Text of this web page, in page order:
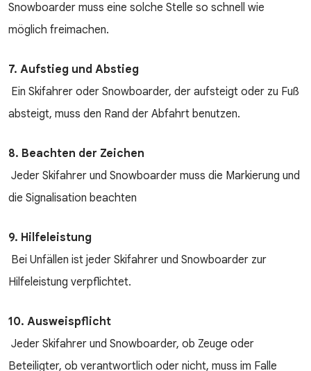
Snowboarder muss eine solche Stelle so schnell wie
möglich freimachen.
7. Aufstieg und Abstieg
Ein Skifahrer oder Snowboarder, der aufsteigt oder zu Fuß
absteigt, muss den Rand der Abfahrt benutzen.
8. Beachten der Zeichen
Jeder Skifahrer und Snowboarder muss die Markierung und
die Signalisation beachten
9. Hilfeleistung
Bei Unfällen ist jeder Skifahrer und Snowboarder zur
Hilfeleistung verpflichtet.
10. Ausweispflicht
Jeder Skifahrer und Snowboarder, ob Zeuge oder
Beteiligter, ob verantwortlich oder nicht, muss im Falle